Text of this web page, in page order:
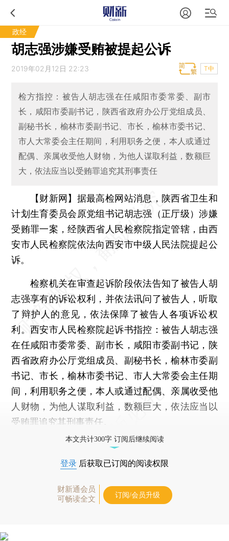
政经
胡志强涉嫌受贿被提起公诉
2019年02月12日 22:23 T中
检方指控：被告人胡志强在任咸阳市委常委、副市
长，咸阳市委副书记，陕西省政府办公厅党组成员、
副秘书长，榆林市委副书记、市长，榆林市委书记、
市人大常委会主任期间，利用职务之便，本人或通过
配偶、亲属收受他人财物，为他人谋取利益，数额巨
大，依法应当以受贿罪追究其刑事责任
【财新网】 据最高检网站消息，陕西省卫生和
计划生育委员会原党组书记胡志强（正厅级）涉嫌
受贿罪一案，经陕西省人民检察院指定管辖，由西
安市人民检察院依法向西安市中级人民法院提起公
诉。
检察机关在审查起诉阶段依法告知了被告人胡
志强享有的诉讼权利，并依法讯问了被告人，听取
了辩护人的意见，依法保障了被告人各项诉讼权
利。西安市人民检察院起诉书指控：被告人胡志强
在任咸阳市委常委、副市长，咸阳市委副书记，陕
西省政府办公厅党组成员、副秘书长，榆林市委副
书记、市长，榆林市委书记、市人大常委会主任期
间，利用职务之便，本人或通过配偶、亲属收受他
人财物，为他人谋取利益，数额巨大，依法应当以
受贿罪追究其刑事责任。
本文共计300字 订阅后继续阅读
登录 后获取已订阅的阅读权限
财新通会员
可畅读全文
订阅/会员升级